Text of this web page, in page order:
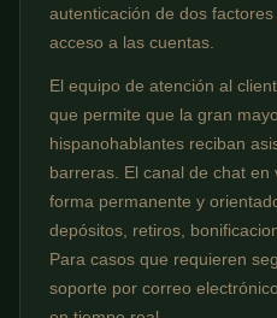
autenticación de dos
acceso a las cuentas.
El equipo de atención al
que permite que la gran
hispanohablantes reciban
barreras. El canal de chat en
forma permanente y
depósitos, retiros,
Para casos que requieren
soporte por correo